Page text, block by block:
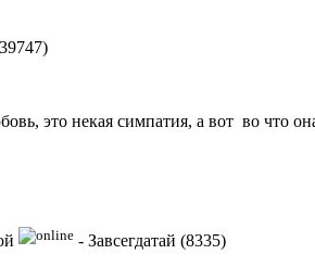
это некая симпатия, а вот во что
- Завсегдатай (8335)